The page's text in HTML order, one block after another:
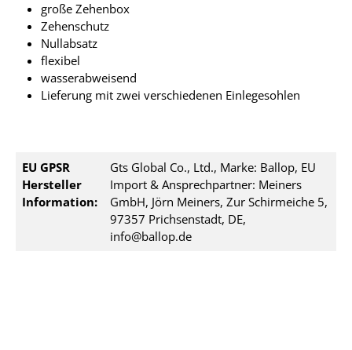
große Zehenbox
Zehenschutz
Nullabsatz
flexibel
wasserabweisend
Lieferung mit zwei verschiedenen Einlegesohlen
EU GPSR
Hersteller
Information:
Gts Global Co., Ltd., Marke: Ballop, EU
Import & Ansprechpartner: Meiners
GmbH, Jörn Meiners, Zur Schirmeiche 5,
97357 Prichsenstadt, DE,
info@ballop.de